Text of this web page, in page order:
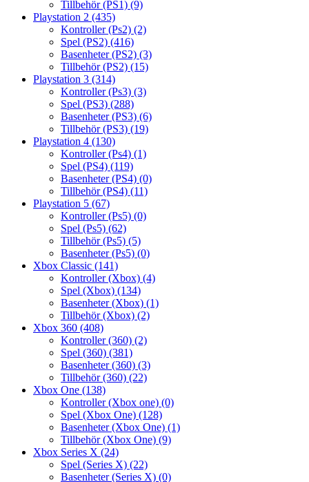
Tillbehör (PS1) (9)
Playstation 2 (435)
Kontroller (Ps2) (2)
Spel (PS2) (416)
Basenheter (PS2) (3)
Tillbehör (PS2) (15)
Playstation 3 (314)
Kontroller (Ps3) (3)
Spel (PS3) (288)
Basenheter (PS3) (6)
Tillbehör (PS3) (19)
Playstation 4 (130)
Kontroller (Ps4) (1)
Spel (PS4) (119)
Basenheter (PS4) (0)
Tillbehör (PS4) (11)
Playstation 5 (67)
Kontroller (Ps5) (0)
Spel (Ps5) (62)
Tillbehör (Ps5) (5)
Basenheter (Ps5) (0)
Xbox Classic (141)
Kontroller (Xbox) (4)
Spel (Xbox) (134)
Basenheter (Xbox) (1)
Tillbehör (Xbox) (2)
Xbox 360 (408)
Kontroller (360) (2)
Spel (360) (381)
Basenheter (360) (3)
Tillbehör (360) (22)
Xbox One (138)
Kontroller (Xbox one) (0)
Spel (Xbox One) (128)
Basenheter (Xbox One) (1)
Tillbehör (Xbox One) (9)
Xbox Series X (24)
Spel (Series X) (22)
Basenheter (Series X) (0)